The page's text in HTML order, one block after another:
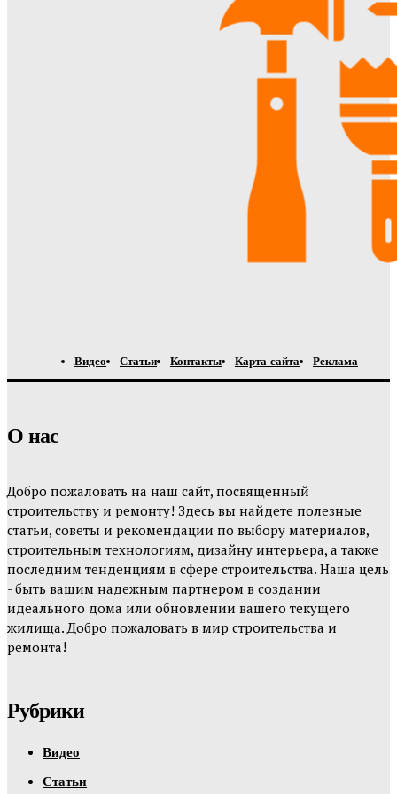
Видео Статьи Контакты Карта сайта Реклама
О нас
Добро пожаловать на наш сайт, посвященный
строительству и ремонту! Здесь вы найдете полезные
статьи, советы и рекомендации по выбору материалов,
строительным технологиям, дизайну интерьера, а также
последним тенденциям в сфере строительства. Наша цель
- быть вашим надежным партнером в создании
идеального дома или обновлении вашего текущего
жилища. Добро пожаловать в мир строительства и
ремонта!
Рубрики
Видео
Статьи